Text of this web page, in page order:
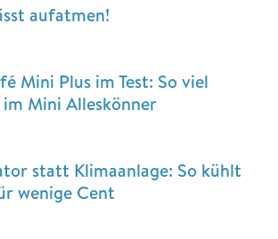
aufatmen!
Mini Plus im Test: So viel
Mini Alleskönner
statt Klimaanlage: So kühlt
wenige Cent